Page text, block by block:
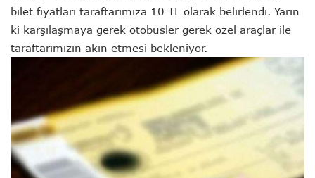
bilet fiyatları taraftarımıza 10 TL olarak belirlendi. Yarın
ki karşılaşmaya gerek otobüsler gerek özel araçlar ile
taraftarımızın akın etmesi bekleniyor.